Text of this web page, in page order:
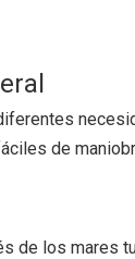
de
de los mares